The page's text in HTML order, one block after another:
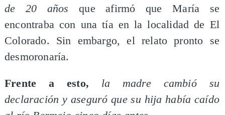
de 20 años que afirmó que María se
encontraba con una tía en la localidad de El
Colorado. Sin embargo, el relato pronto se
desmoronaría.
Frente a esto,
la madre cambió su
declaración y aseguró que su hija había caído